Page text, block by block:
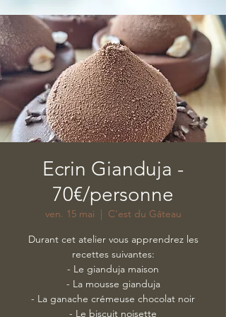
Ecrin Gianduja -
70€/personne
ven. 15 mai
  |
C'est du Gâteau
Durant cet atelier vous apprendrez les
recettes suivantes:
- Le gianduja maison
- La mousse gianduja
- La ganache crémeuse chocolat noir
- Le biscuit noisette